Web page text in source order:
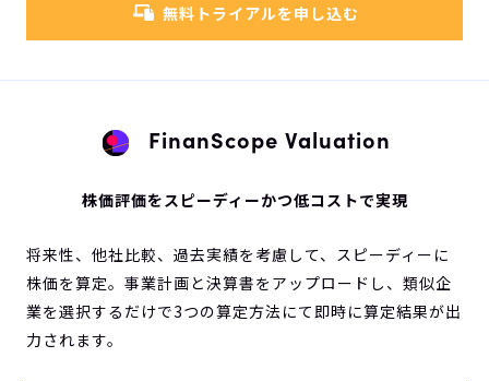
無料トライアルを申し込む
FinanScope Valuation
株価評価をスピーディーかつ低コストで実現
将来性、他社比較、過去実績を考慮して、スピーディーに
株価を算定。事業計画と決算書をアップロードし、類似企
業を選択するだけで3つの算定方法にて即時に算定結果が出
力されます。